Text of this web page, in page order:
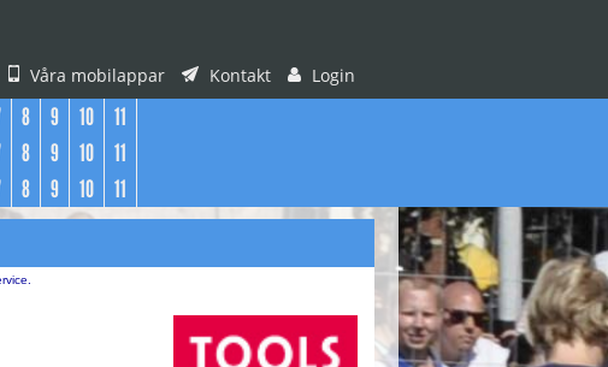
Våra mobilappar Kontakt Login
8 9 10
11
8 9 10
11
8 9 10 11